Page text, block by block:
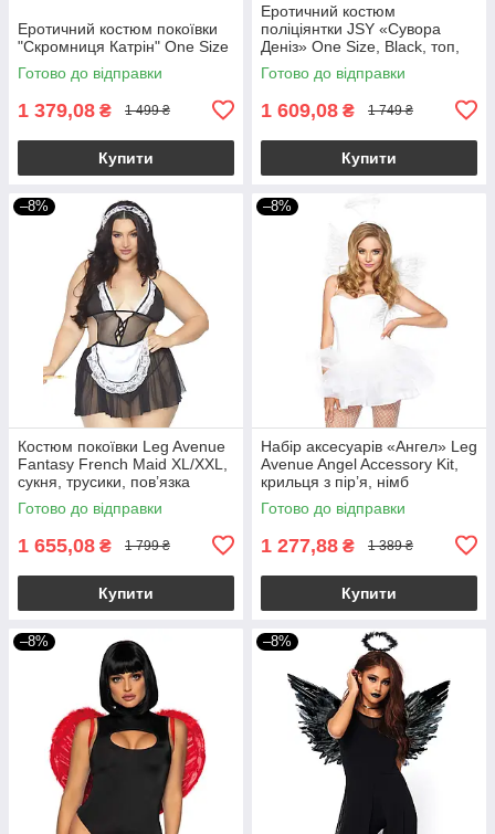
Еротичний костюм покоївки
"Скромниця Катрін" One Size
Готово до відправки
1 379,08 ₴ 1 499 ₴
Купити
Еротичний костюм
поліціянтки JSY «Сувора
Деніз» One Size, Black, топ,
спідниця, рукавички, кашкет
Готово до відправки
1 609,08 ₴ 1 749 ₴
Купити
–8%
Костюм покоївки Leg Avenue
Fantasy French Maid XL/XXL,
сукня, трусики, пов’язка
Готово до відправки
1 655,08 ₴ 1 799 ₴
Купити
–8%
Набір аксесуарів «Ангел» Leg
Avenue Angel Accessory Kit,
крильця з пір’я, німб
Готово до відправки
1 277,88 ₴ 1 389 ₴
Купити
–8% –8%